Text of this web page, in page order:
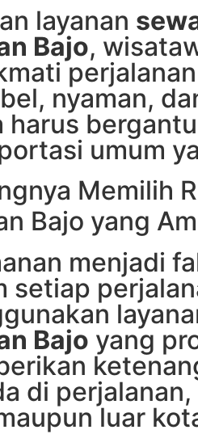
layanan
Bajo,
nyaman,
harus
umum
Memilih
Bajo yang
menjadi
setiap
Bajo yang
di
luar